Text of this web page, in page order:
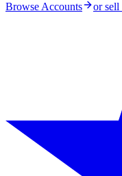
Browse Accounts or sell